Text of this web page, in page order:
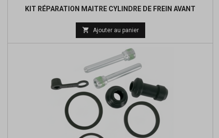
KIT RÉPARATION MAITRE CYLINDRE DE FREIN AVANT
de
base
 Ajouter au panier